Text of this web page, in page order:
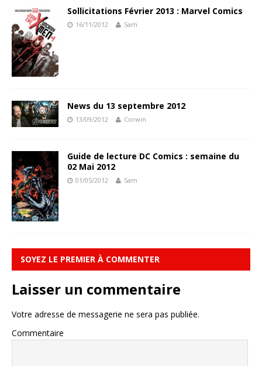
Sollicitations Février 2013 : Marvel Comics
16/11/2012 Sam
News du 13 septembre 2012
13/09/2012 Corwin
Guide de lecture DC Comics : semaine du
02 Mai 2012
01/05/2012 Sam
SOYEZ LE PREMIER À COMMENTER
Laisser un commentaire
Votre adresse de messagerie ne sera pas publiée.
Commentaire